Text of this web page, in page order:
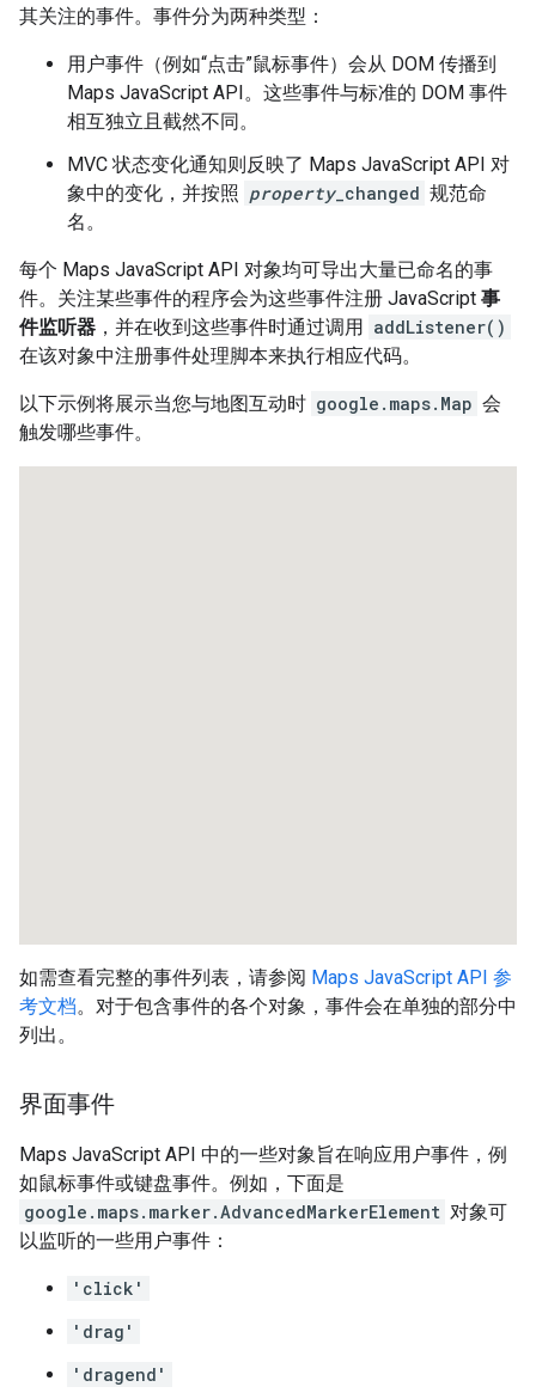
其关注的事件。 事件分为两种类型：
用户事件（例如“点击”鼠标事件）会从 DOM 传播到
Maps JavaScript API。这些事件与标准的 DOM 事件
相互独立且截然不同。
MVC 状态变化通知则反映了 Maps JavaScript API 对
象中的变化，并按照 property_changed 规范命
名。
每个 Maps JavaScript API 对象均可导出大量已命名的事
件。关注某些事件的程序会为这些事件注册 JavaScript 事
件监听器 ，并在收到这些事件时通过调用 addListener()
在该对象中注册事件处理脚本来执行相应代码。
以下示例将展示当您与地图互动时 google.maps.Map 会
触发哪些事件。
如需查看完整的事件列表，请参阅 Maps JavaScript API 参
考文档。对于包含事件的各个对象，事件会在单独的部分中
列出。
界面事件
Maps JavaScript API 中的一些对象旨在响应用户事件，例
如鼠标事件或键盘事件。例如，下面是
google.maps.marker.AdvancedMarkerElement 对象可
以监听的一些用户事件：
'click'
'drag'
'dragend'